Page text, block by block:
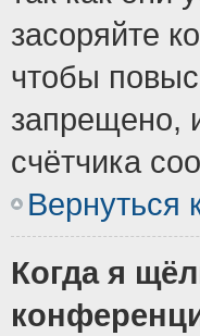
засоряйте
чтобы
запрещено,
счётчика
Вернуться
Когда я